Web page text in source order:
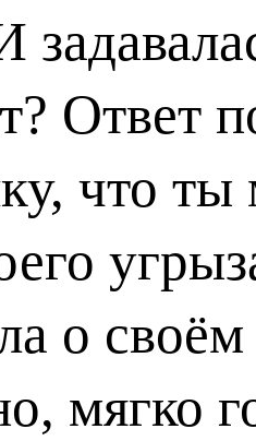
Ответ
что
о
мягко